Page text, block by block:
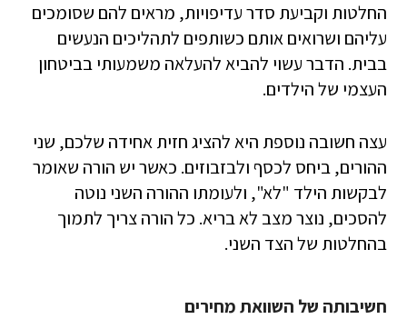
החלטות וקביעת סדר עדיפויות, מראים להם שסומכים
עליהם ושרואים אותם כשותפים לתהליכים הנעשים
בבית. הדבר עשוי להביא להעלאה משמעותי בביטחון
העצמי של הילדים.
עצה חשובה נוספת היא להציג חזית אחידה שלכם, שני
ההורים, ביחס לכסף ולבזבוזים. כאשר יש הורה שאומר
לבקשות הילד "לא", ולעומתו ההורה השני נוטה
להסכים, נוצר מצב לא בריא. כל הורה צריך לתמוך
בהחלטות של הצד השני.
חשיבותה של השוואת מחירים